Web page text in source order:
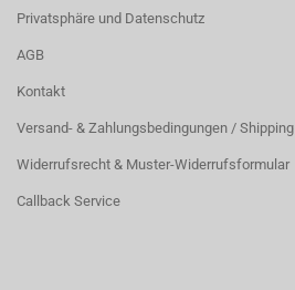
Privatsphäre und Datenschutz
AGB
Kontakt
Versand- & Zahlungsbedingungen / Shipping
Widerrufsrecht & Muster-Widerrufsformular
Callback Service